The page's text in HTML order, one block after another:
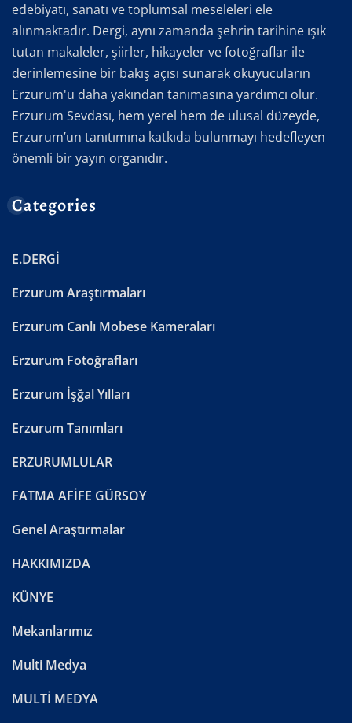
edebiyatı, sanatı ve toplumsal meseleleri ele
alınmaktadır. Dergi, aynı zamanda şehrin tarihine ışık
tutan makaleler, şiirler, hikayeler ve fotoğraflar ile
derinlemesine bir bakış açısı sunarak okuyucuların
Erzurum'u daha yakından tanımasına yardımcı olur.
Erzurum Sevdası, hem yerel hem de ulusal düzeyde,
Erzurum’un tanıtımına katkıda bulunmayı hedefleyen
önemli bir yayın organıdır.
Categories
E.DERGİ
Erzurum Araştırmaları
Erzurum Canlı Mobese Kameraları
Erzurum Fotoğrafları
Erzurum İşğal Yılları
Erzurum Tanımları
ERZURUMLULAR
FATMA AFİFE GÜRSOY
Genel Araştırmalar
HAKKIMIZDA
KÜNYE
Mekanlarımız
Multi Medya
MULTİ MEDYA